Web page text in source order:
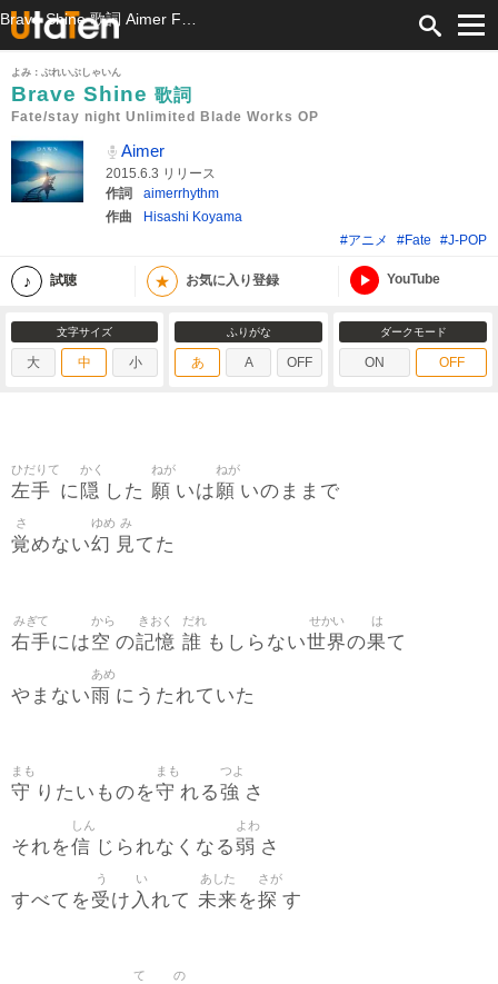
よみ：ぶれいぶしゃいん
Brave Shine 歌詞
Fate/stay night Unlimited Blade Works OP
Aimer
2015.6.3 リリース
作詞
aimerrhythm
作曲
Hisashi Koyama
#アニメ
#Fate #J-POP
試聴 ★ お気に入り登録 YouTube
文字サイズ
大 中 小
ふりがな
あ A OFF
ダークモード
ON OFF
左手
ひだりて
に 隠
かく
した 願
ねが
いは願
ねが
いのままで
覚
さ
めない幻
ゆめ
見
み
てた
右手
みぎて
には空
から
の記憶
きおく
誰
だれ
もしらない世界
せかい
の果
は
て
やまない雨
あめ
にうたれていた
守
まも
りたいものを守
まも
れる強
つよ
さ
それを信
しん
じられなくなる弱
よわ
さ
すべてを受
う
け 入
い
れて 未来
あした
を探
さが
す
て の